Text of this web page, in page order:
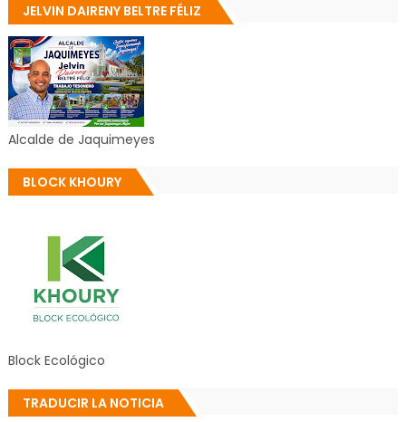
JELVIN DAIRENY BELTRE FÉLIZ
Alcalde de Jaquimeyes
BLOCK KHOURY
Block Ecológico
TRADUCIR LA NOTICIA